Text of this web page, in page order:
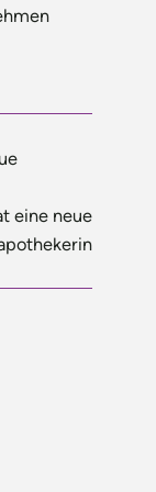
eine neue